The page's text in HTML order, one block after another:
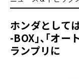
ホンダとして
-BOX｣､｢オー
ランプリに